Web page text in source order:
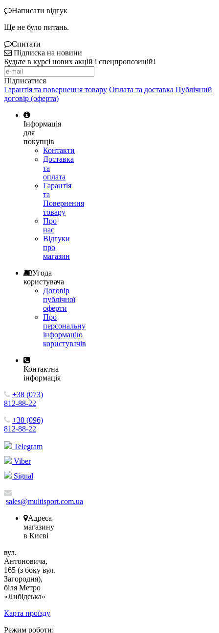
Написати відгук
Ще не було питань.
Спитати
Підписка на новини
Будьте в курсі нових акцій і спецпропозицій!
Підписатися
Гарантія та повернення товару Оплата та доставка Публічний
договір (оферта)
Інформація
для
покупців
Контакти
Доставка
та
оплата
Гарантія
та
Повернення
товару
Про
нас
Відгуки
про
магазин
Угода
користувача
Договір
публічної
оферти
Про
персональну
інформацію
користувачів
Контактна
інформація
+38 (073)
812-88-22
+38 (096)
812-88-22
Telegram
Viber
Signal
sales@multisport.com.ua
Адреса
магазину
в Києві
вул.
Антоновича,
165 (з боку вул.
Загородня),
біля Метро
«Либідська»
Карта проїзду
Режим роботи: